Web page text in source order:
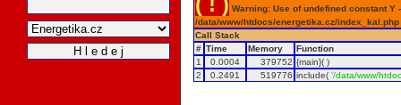
Warning: Use of undefined constant
/data/www/htdocs/energetika.cz/
Call Stack
# Time Memory
Function
1
0.0004 379752 {main}( )
2
0.2491 519776 include('/data/www/